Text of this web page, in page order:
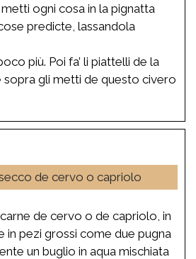
ogni cosa in la pignatta
predicte, lassandola
più. Poi fa’ li piattelli de la
gli metti de questo civero
de cervo o capriolo
de cervo o de capriolo, in
in pezi grossi come due pugna
un buglio in aqua mischiata